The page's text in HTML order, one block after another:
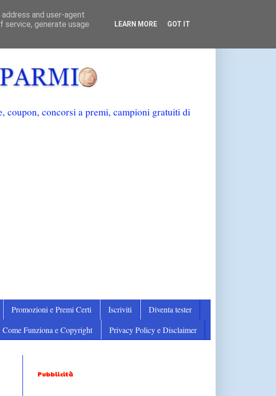
coupon, concorsi a premi, campioni gratuiti di
Promozioni e Premi Certi Iscriviti
Diventa tester
Come Funziona e Copyright Privacy Policy e Disclaimer
Pubblicità
and user-agent
service, generate usage
LEARN MORE GOT IT